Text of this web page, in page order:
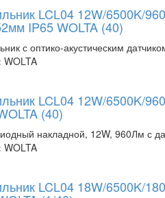
LCL04 12W/6500K/
IP65 WOLTA (40)
с оптико-акустическим
WOLTA
LCL04 12W/6500K/
(40)
накладной, 12W, 960Лм с
WOLTA
LCL04 18W/6500K/